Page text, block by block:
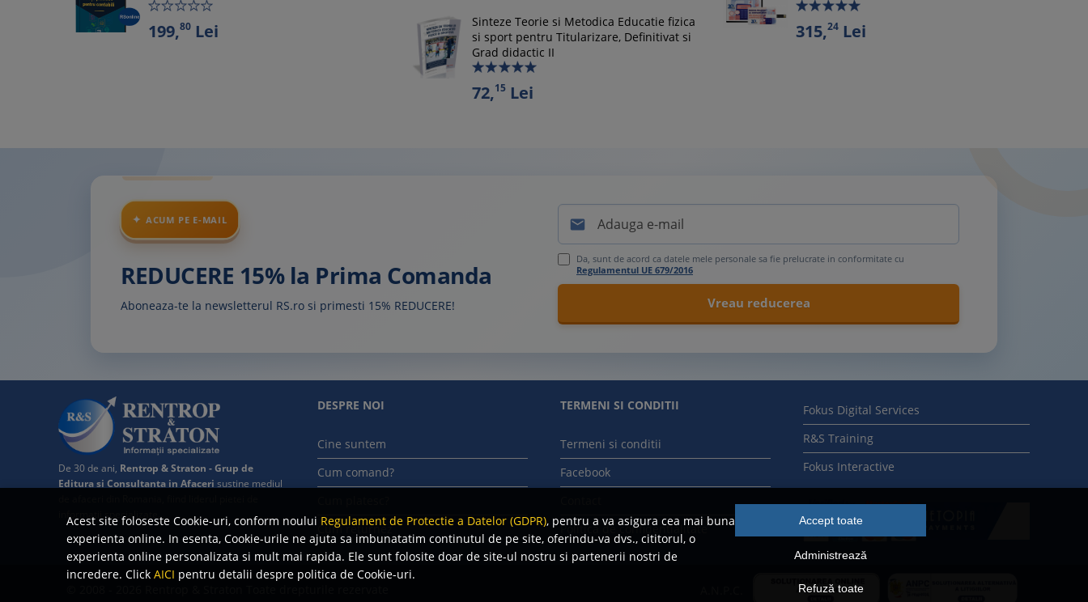
Acest site foloseste Cookie-uri, conform noului Regulament de Protectie a Datelor (GDPR), pentru a va asigura cea mai buna
experienta online. In esenta, Cookie-urile ne ajuta sa imbunatatim continutul de pe site, oferindu-va dvs., cititorul, o
experienta online personalizata si mult mai rapida. Ele sunt folosite doar de site-ul nostru si partenerii nostri de
incredere. Click AICI pentru detalii despre politica de Cookie-uri.
Accept toate
Administrează
Refuză toate
199,80 Lei
Sinteze Teorie si Metodica Educatie fizica
si sport pentru Titularizare, Definitivat si
Grad didactic II
72,15Lei
315,24Lei
ACUM PE E-MAIL
REDUCERE 15% la Prima Comanda
Aboneaza-te la newsletterul RS.ro si primesti 15% REDUCERE!

Da, sunt de acord ca datele mele personale sa fie prelucrate in conformitate cu
Regulamentul UE 679/2016
De 30 de ani, Rentrop & Straton - Grup de
Editura si Consultanta in Afaceri sustine mediul
informatii specializate.
DESPRE NOI
Cine suntem
Cum comand?
Cum returnez
TERMENI SI CONDITII
Termeni si conditii
Facebook
Politica de confidentialitate
Fokus Digital Services
R&S Training
Fokus Interactive